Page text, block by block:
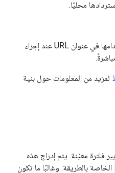
محليًا.
تأكَّد من ترميز سلاسل الفلاتر لاستخدامها في عنوان URL عند إجراء
لمزيد من المعلومات حول بنية
فلترة معيّنة. يتم إدراج هذه
الخاصة بالطريقة. وغالبًا ما تكون